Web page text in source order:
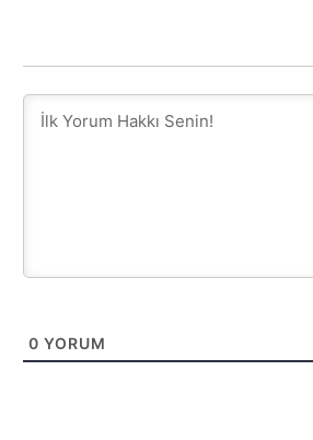
0 YORUM